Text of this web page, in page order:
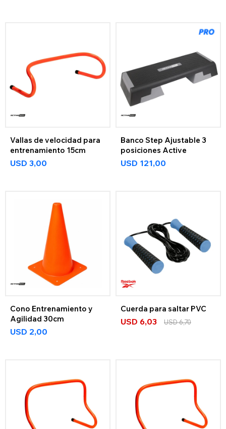
Vallas de velocidad para
entrenamiento 15cm
USD 3,00
Banco Step Ajustable 3
posiciones Active
USD 121,00
Cono Entrenamiento y
Agilidad 30cm
USD 2,00
Cuerda para saltar PVC
USD 6,03 USD6,70